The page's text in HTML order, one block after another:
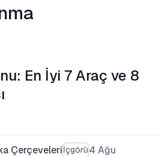
En İyi 7 Araç ve 8
Çerçeveleriİçgörü4 Ağu